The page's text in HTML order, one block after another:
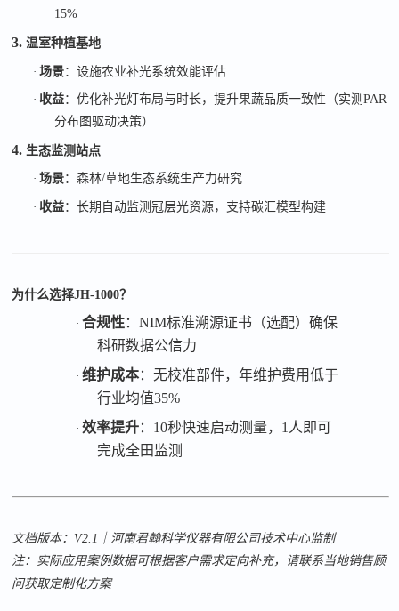
15%
3.温室种植基地
·场景：设施农业补光系统效能评估
· 收益：优化补光灯布局与时长，提升果蔬品质一致性（实测PAR
分布图驱动决策）
4.生态监测站点
·场景：森林/草地生态系统生产力研究
· 收益：长期自动监测冠层光资源，支持碳汇模型构建
为什么选择JH-1000？
·合规性：NIM标准溯源证书（选配）确保
科研数据公信力
·维护成本：无校准部件，年维护费用低于
行业均值35%
·效率提升： 10秒快速启动测量，1人即可
完成全田监测
文档版本： V2.1 ｜河南君翰科学仪器有限公司技术中心监制
注：实际应用案例数据可根据客户需求定向补充，请联系当地销售顾
问获取定制化方案